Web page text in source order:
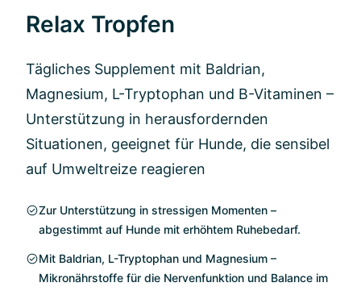
Relax Tropfen
Tägliches Supplement mit Baldrian,
Magnesium, L-Tryptophan und B-Vitaminen –
Unterstützung in herausfordernden
Situationen, geeignet für Hunde, die sensibel
auf Umweltreize reagieren
Zur Unterstützung in stressigen Momenten –
abgestimmt auf Hunde mit erhöhtem Ruhebedarf.
Mit Baldrian, L-Tryptophan und Magnesium –
Mikronährstoffe für die Nervenfunktion und Balance im